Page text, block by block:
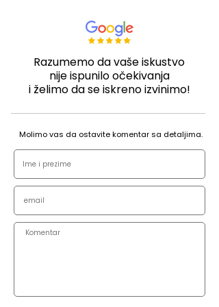
Razumemo da vaše iskustvo
nije ispunilo očekivanja
i želimo da se iskreno izvinimo!
Molimo vas da ostavite komentar sa detaljima.